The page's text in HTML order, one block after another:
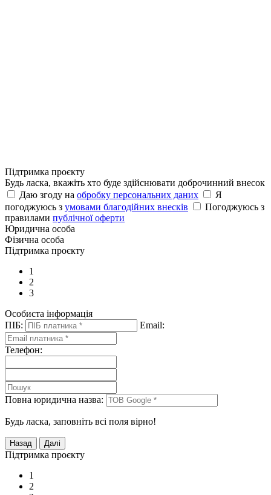
Підтримка проєкту
Будь ласка, вкажіть хто буде здійснювати доброчинний внесок
Даю згоду на обробку персональних даних
Я
погоджуюсь з умовами благодійних внесків
Погоджуюсь з
правилами публічної оферти
Юридична особа
Фізична особа
Підтримка проєкту
1
2
3
Особиста інформація
ПІБ:
Email:
Телефон:
Повна юридична назва:
Будь ласка, заповніть всі поля вірно!
Підтримка проєкту
1
2